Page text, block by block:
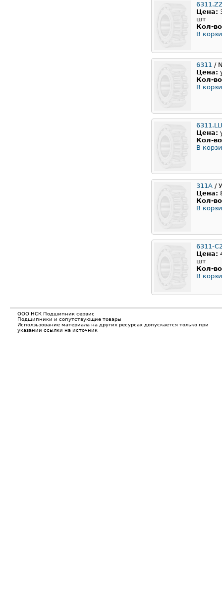
Цена:
шт
Кол-
В
6311 /
Цена:
Кол-
В
Цена:
Кол-
В
311A /
Цена:
Кол-
В
6311-
Цена:
шт
Кол-
В
ООО НСК Подшипник сервис
Подшипники и сопутствующие товары
Исползьзование материала на других ресурсах допускается только при
указании ссылки на источник